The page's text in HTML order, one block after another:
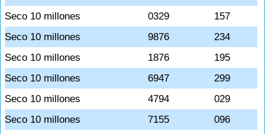
Seco 10 millones
0329
157
Seco 10 millones
9876
234
Seco 10 millones
1876
195
Seco 10 millones
6947
299
Seco 10 millones
4794
029
Seco 10 millones
7155
096